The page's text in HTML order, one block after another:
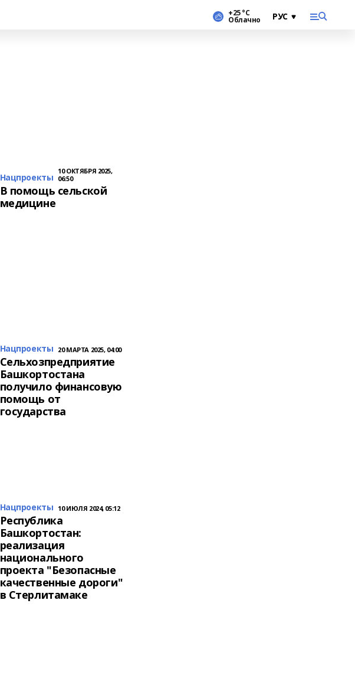
+25 °С
Облачно
Нацпроекты
10 ОКТЯБРЯ 2025,
06:50
В помощь сельской
медицине
Нацпроекты 20 МАРТА 2025, 04:00
Сельхозпредприятие
Башкортостана
получило финансовую
помощь от
государства
Нацпроекты 10 ИЮЛЯ 2024, 05:12
Республика
Башкортостан:
реализация
национального
проекта "Безопасные
качественные дороги"
в Стерлитамаке